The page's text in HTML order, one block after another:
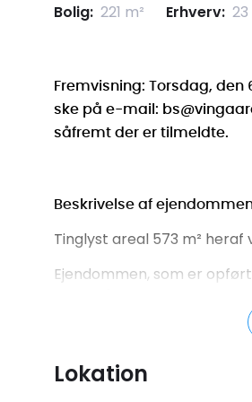
Bolig: 221 m² Erhverv: 23
Fremvisning: Torsdag, den
ske på e-mail:
såfremt der er tilmeldte.
Beskrivelse af
Tinglyst areal 573 m² heraf
Ejendommen, som er
indbygget udhus på 44
værksted opført i 2002 med
Ejendommen er opført i
Lokation